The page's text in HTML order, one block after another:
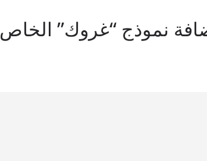
نموذج “غروك” الخاص